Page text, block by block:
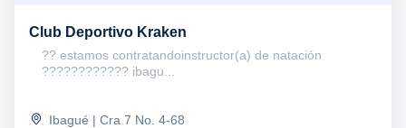
Club Deportivo Kraken
?? estamos contratandoinstructor(a) de natación
???????????? ibagu...
Ibagué | Cra 7 No. 4-68